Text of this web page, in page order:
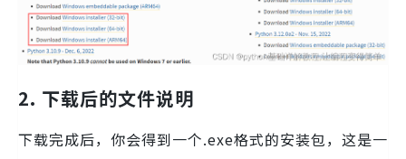
2. 下载后的文件说明
下载完成后，你会得到一个.exe格式的安装包，这是一